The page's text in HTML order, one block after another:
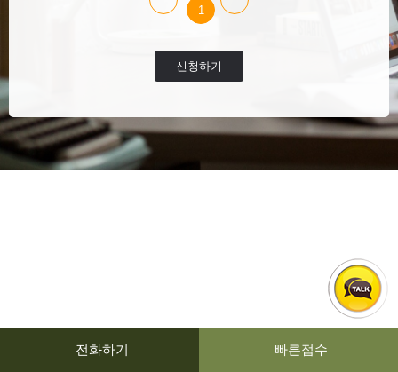
1
신청하기
전화하기 빠른접수